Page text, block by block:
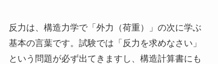
反力は、構造力学で「外力（荷重）」の次に学ぶ
基本の言葉です。試験では「反力を求めなさい」
という問題が必ず出てきますし、構造計算書にも